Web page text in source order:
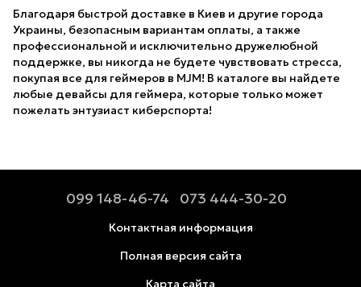
Благодаря быстрой доставке в Киев и другие города
Украины, безопасным вариантам оплаты, а также
профессиональной и исключительно дружелюбной
поддержке, вы никогда не будете чувствовать стресса,
покупая все для геймеров в MJM! В каталоге вы найдете
любые девайсы для геймера, которые только может
пожелать энтузиаст киберспорта!
099 148-46-74 073 444-30-20
Контактная информация
Полная версия сайта
Карта сайта